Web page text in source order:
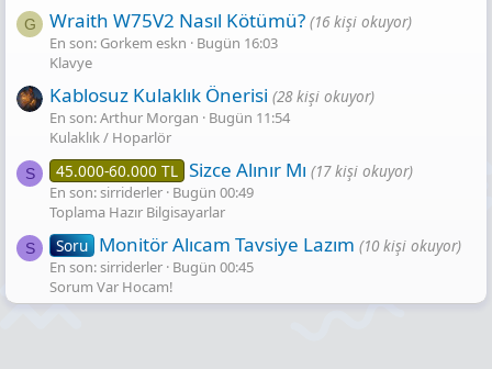
G Wraith W75V2 Nasıl Kötümü? (16 kişi okuyor)
En son: Gorkem eskn
Bugün 16:03
Klavye
Kablosuz Kulaklık Önerisi (28 kişi okuyor)
En son: Arthur Morgan
Bugün 11:54
Kulaklık / Hoparlör
S 45.000-60.000 TL Sizce Alınır Mı (17 kişi okuyor)
En son: sirriderler Bugün 00:49
Toplama Hazır Bilgisayarlar
S Soru Monitör Alıcam Tavsiye Lazım (10 kişi okuyor)
En son: sirriderler Bugün 00:45
Sorum Var Hocam!